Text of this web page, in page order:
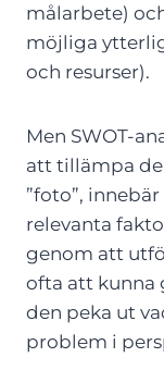
målarbete)
möjliga
och resurser).
Men SWOT-
att tillämpa
”foto”,
relevanta
genom att
ofta att kunna
den peka ut
problem i